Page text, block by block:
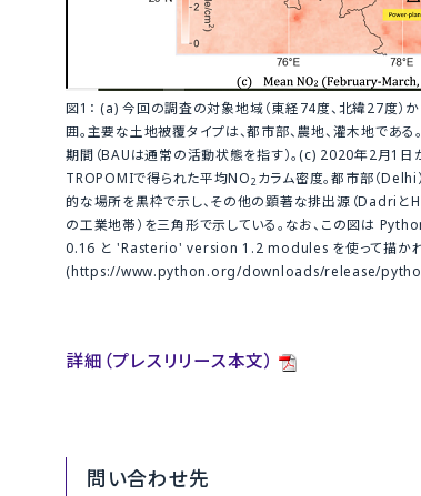
図1： (a) 今回の調査の対象地域（東経74度、北緯27度）
囲。主要な土地被覆タイプは、都市部、農地、灌木地であ
期間（BAUは通常の活動状態を指す）。(c) 2020年2月1
TROPOMIで得られた平均NO2カラム密度。都市部（
的な場所を黒枠で示し、その他の顕著な排出源（Dadri
の工業地帯）を三角形で示している。なお、この図は
0.16 と 'Rasterio' version 1.2 modules を使って描かれ
(https://www.python.org/downloads/release/
詳細（プレスリリース本文）
問い合わせ先